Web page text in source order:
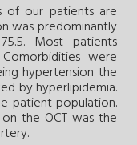
of our patients are
was predominantly
Most patients
were
hypertension the
by hyperlipidemia.
patient population.
the OCT was the